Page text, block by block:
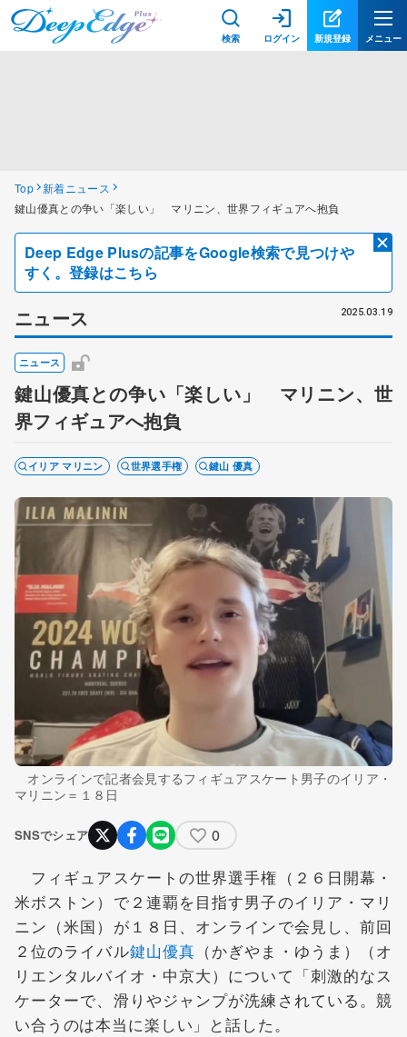
検索 ログイン 新規登録 メニュー
Top 新着ニュース
鍵山優真との争い「楽しい」 マリニン、世界フィギュアへ抱負
Deep Edge Plusの記事をGoogle検索で見つけや
すく。登録はこちら
ニュース 2025.03.19
ニュース
鍵山優真との争い「楽しい」 マリニン、世
界フィギュアへ抱負
イリア マリニン 世界選手権 鍵山 優真
オンラインで記者会見するフィギュアスケート男子のイリア・
マリニン＝１８日
SNSでシェア 0
フィギュアスケートの世界選手権（２６日開幕・
米ボストン）で２連覇を目指す男子のイリア・マリ
ニン（米国）が１８日、オンラインで会見し、前回
２位のライバル鍵山優真 （かぎやま・ゆうま）（オ
リエンタルバイオ・中京大）について「刺激的なス
ケーターで、滑りやジャンプが洗練されている。競
い合うのは本当に楽しい」と話した。